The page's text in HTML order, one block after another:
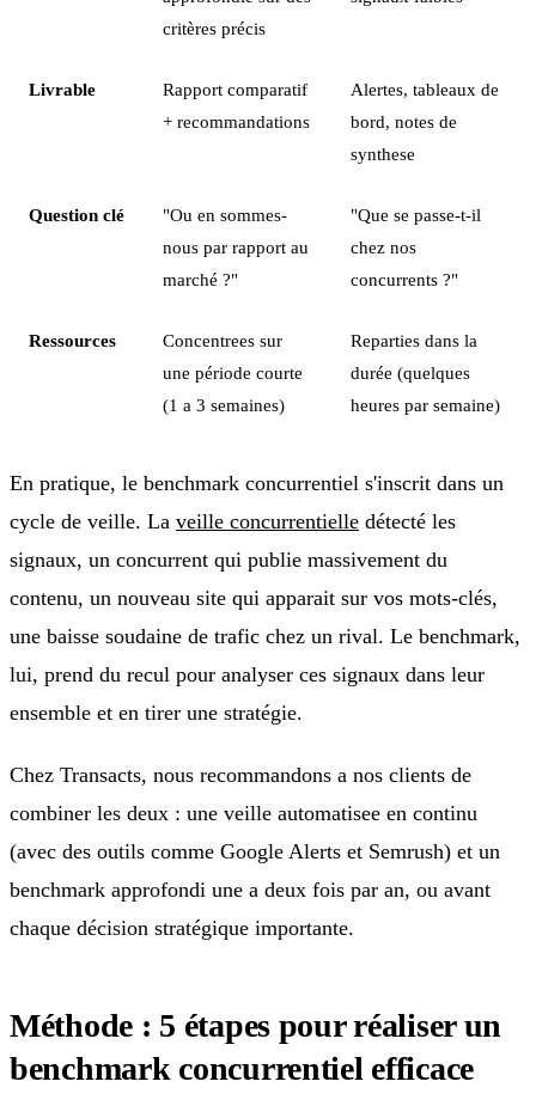
critères précis
Livrable
Rapport comparatif
+ recommandations
Alertes, tableaux de
bord, notes de
synthese
Question clé
"Ou en sommes-
nous par rapport au
marché ?"
"Que se passe-t-il
chez nos
concurrents ?"
Ressources
Concentrees sur
une période courte
(1 a 3 semaines)
Reparties dans la
durée (quelques
heures par semaine)
En pratique, le benchmark concurrentiel s'inscrit dans un
cycle de veille. La veille concurrentielle détecté les
signaux, un concurrent qui publie massivement du
contenu, un nouveau site qui apparait sur vos mots-clés,
une baisse soudaine de trafic chez un rival. Le benchmark,
lui, prend du recul pour analyser ces signaux dans leur
ensemble et en tirer une stratégie.
Chez Transacts, nous recommandons a nos clients de
combiner les deux : une veille automatisee en continu
(avec des outils comme Google Alerts et Semrush) et un
benchmark approfondi une a deux fois par an, ou avant
chaque décision stratégique importante.
Méthode : 5 étapes pour réaliser un
benchmark concurrentiel efficace